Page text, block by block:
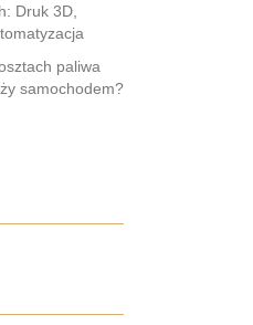
Druk 3D,
paliwa
samochodem?